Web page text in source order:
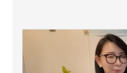
モノづくり技術者専門サイト
エレクトロニクス専門サイト